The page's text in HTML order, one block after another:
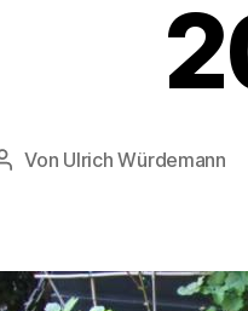
Beitragsautor
Von Ulrich Würdemann